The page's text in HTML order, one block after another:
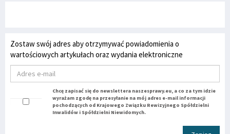
Zostaw swój adres aby otrzymywać powiadomienia o
wartościowych artykułach oraz wydania elektroniczne
Chcę zapisać się do newslettera naszesprawy.eu, a co za tym idzie
wyrażam zgodę na przesyłanie na mój adres e-mail informacji
pochodzących od Krajowego Związku Rewizyjnego Spółdzielni
Inwalidów i Spółdzielni Niewidomych.